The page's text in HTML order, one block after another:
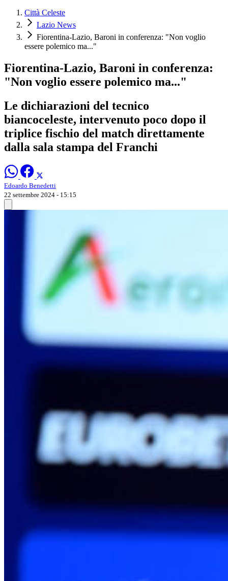
Città Celeste
Lazio News
Fiorentina-Lazio, Baroni in conferenza: "Non voglio
essere polemico ma..."
Fiorentina-Lazio, Baroni in conferenza:
"Non voglio essere polemico ma..."
Le dichiarazioni del tecnico
biancoceleste, intervenuto poco dopo il
triplice fischio del match direttamente
dalla sala stampa del Franchi
Edoardo Benedetti
22 settembre 2024 - 15:15